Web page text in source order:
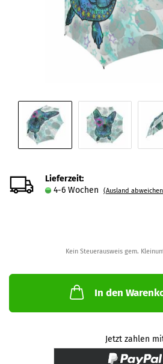
Lieferzeit:
4-6 Wochen
(Ausland
Kein Steuerausweis gem.
In den
Jetzt zahlen